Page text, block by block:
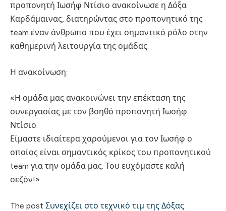
προπονητή Ιωσήφ Ντίσιο ανακοίνωσε η Δόξα
Καρδάμαινας, διατηρώντας στο προπονητικό της
team έναν άνθρωπο που έχει σημαντικό ρόλο στην
καθημερινή λειτουργία της ομάδας.
Η ανακοίνωση:
«Η ομάδα μας ανακοινώνει την επέκταση της
συνεργασίας με τον βοηθό προπονητή Ιωσήφ
Ντίσιο.
Είμαστε ιδιαίτερα χαρούμενοι για τον Ιωσήφ ο
οποίος είναι σημαντικός κρίκος του προπονητικού
team για την ομάδα μας. Του ευχόμαστε καλή
σεζόν!»
The post Συνεχίζει στο τεχνικό τιμ της Δόξας